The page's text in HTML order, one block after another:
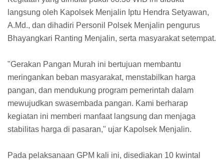
langsung oleh Kapolsek Menjalin Iptu Hendra Setyawan,
A.Md., dan dihadiri Personil Polsek Menjalin pengurus
Bhayangkari Ranting Menjalin, serta masyarakat setempat.
"Gerakan Pangan Murah ini bertujuan membantu
meringankan beban masyarakat, menstabilkan harga
pangan, dan mendukung program pemerintah dalam
mewujudkan swasembada pangan. Kami berharap
kegiatan ini memberi manfaat langsung dan menjaga
stabilitas harga di pasaran," ujar Kapolsek Menjalin.
Pada pelaksanaan GPM kali ini, disediakan 10 kwintal